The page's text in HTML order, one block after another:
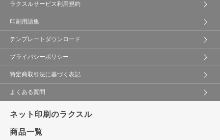
ラクスルサービス利用規約
印刷用語集
テンプレートダウンロード
プライバシーポリシー
特定商取引法に基づく表記
よくある質問
ネット印刷のラクスル
商品一覧